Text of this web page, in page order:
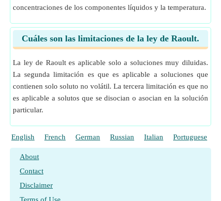
concentraciones de los componentes líquidos y la temperatura.
Cuáles son las limitaciones de la ley de Raoult.
La ley de Raoult es aplicable solo a soluciones muy diluidas.
La segunda limitación es que es aplicable a soluciones que
contienen solo soluto no volátil. La tercera limitación es que no
es aplicable a solutos que se disocian o asocian en la solución
particular.
English French German Russian Italian Portuguese
About
Contact
Disclaimer